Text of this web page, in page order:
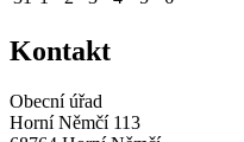
Kontakt
Obecní úřad
Horní Němčí 113